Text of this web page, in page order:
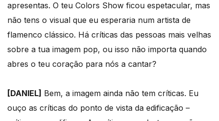
apresentas. O teu Colors Show ficou espetacular, mas
não tens o visual que eu esperaria num artista de
flamenco clássico. Há críticas das pessoas mais velhas
sobre a tua imagem pop, ou isso não importa quando
abres o teu coração para nós a cantar?
[DANIEL] Bem, a imagem ainda não tem críticas. Eu
ouço as críticas do ponto de vista da edificação –